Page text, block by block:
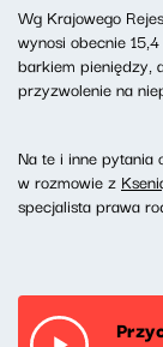
Wg Krajowego
wynosi obecnie
barkiem pieniędzy,
przyzwolenie na
Na te i inne pytania
w rozmowie z
specjalista prawa